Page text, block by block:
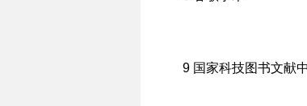
9 国家科技图书文献